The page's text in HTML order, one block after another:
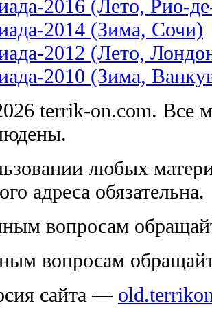
2016 (Лето, Рио-
2014 (Зима, Сочи)
2012 (Лето,
2010 (Зима,
terrik-on.com. Все
любых
адреса обязательна.
вопросам
вопросам
сайта —